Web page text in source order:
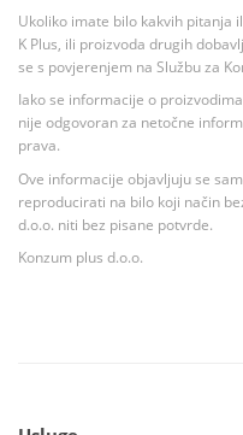
Ukoliko imate bilo kakvih pitanja
K Plus, ili proizvoda drugih
se s povjerenjem na Službu za
Iako se informacije o
nije odgovoran za netočne
prava.
Ove informacije objavljuju se
reproducirati na bilo koji način
d.o.o. niti bez pisane potvrde.
Konzum plus d.o.o.